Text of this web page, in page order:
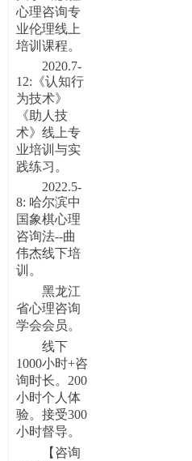
心理咨询专
业伦理线上
培训课程。
2020.7-
12:《认知行
为技术》
《助人技
术》线上专
业培训与实
践练习。
2022.5-
8: 哈尔滨中
国象棋心理
咨询法--曲
伟杰线下培
训。
黑龙江
省心理咨询
学会会员。
线下
1000小时+咨
询时长。200
小时个人体
验。接受300
小时督导。
【咨询